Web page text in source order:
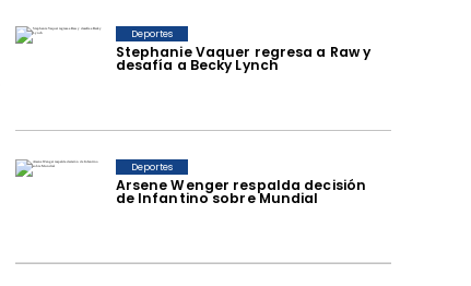
Stephanie Vaquer regresa a Raw y
desafía a Becky Lynch
Deportes
Arsene Wenger respalda decisión
de Infantino sobre Mundial
Deportes